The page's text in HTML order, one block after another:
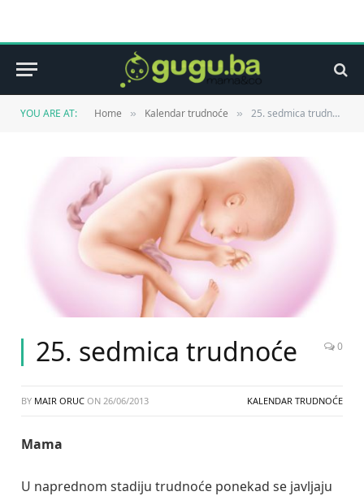
YOU ARE AT: Home » Kalendar trudnoće » 25. sedmica trudnoće
25. sedmica trudnoće 0
BY MAIR ORUC ON 26/06/2013 KALENDAR TRUDNOĆE
Mama
U naprednom stadiju trudnoće ponekad se javljaju